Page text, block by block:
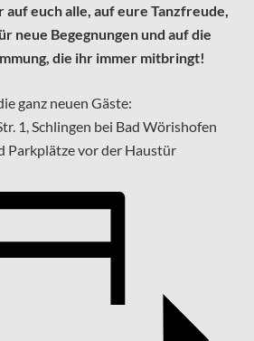
euch alle, auf eure Tanzfreude,
neue Begegnungen und auf die
die ihr immer mitbringt!
ganz neuen Gäste:
1, Schlingen bei Bad Wörishofen
Parkplätze vor der Haustür